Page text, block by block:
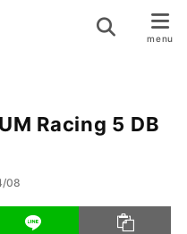
Racing 5 DB
08